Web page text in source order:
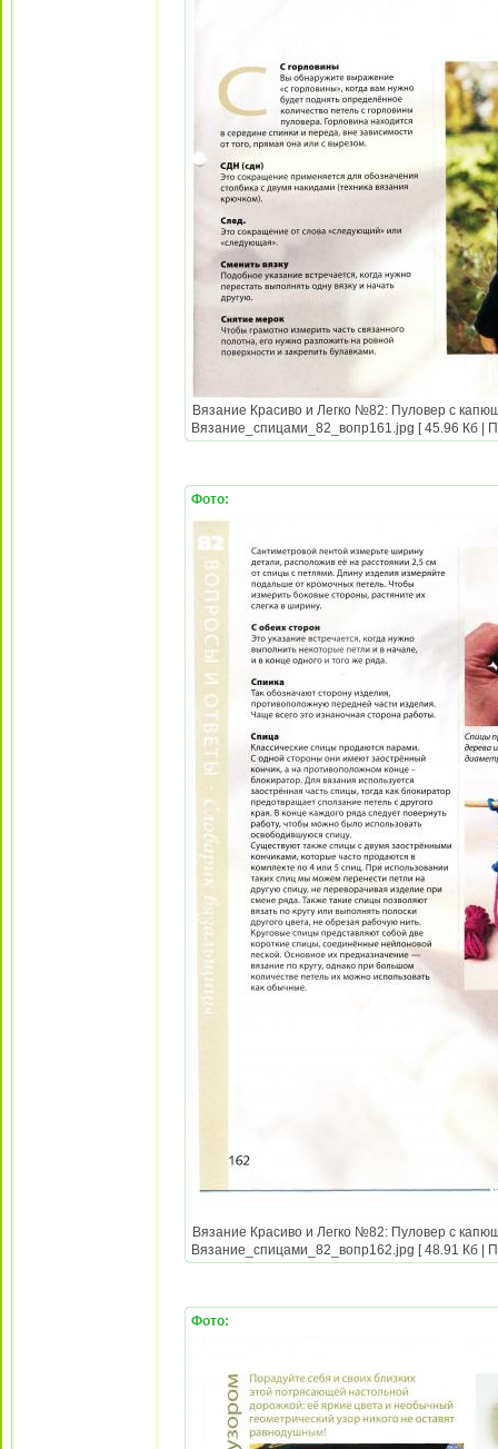
Вязание Красиво и Легко №82: Пуловер с
Вязание_спицами_82_вопр161.jpg [ 45.96 Кб |
Фото:
Вязание Красиво и Легко №82: Пуловер с
Вязание_спицами_82_вопр162.jpg [ 48.91 Кб |
Фото: